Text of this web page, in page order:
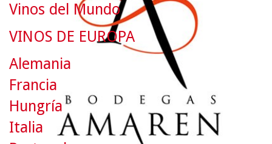
Vinos del Mundo
VINOS DE EUROPA
Alemania
Francia
Hungría
Italia